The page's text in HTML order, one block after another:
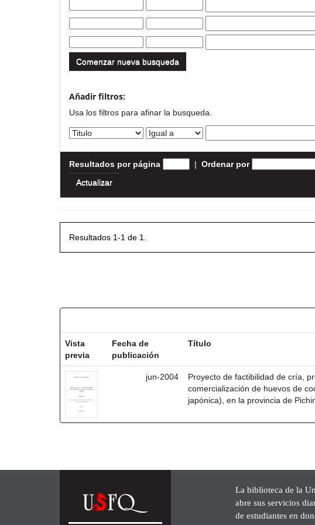
Comenzar nueva busqueda
Añadir filtros:
Usa los filtros para afinar la busqueda.
Resultados por página | Ordenar por
Resultados 1-1 de 1.
Vista
previa
Fecha de
publicación
Título
jun-2004
Proyecto de factibilidad de cría,
comercialización de huevos de
japónica), en la provincia de
La biblioteca de la
abre sus servicios
de estudiantes en